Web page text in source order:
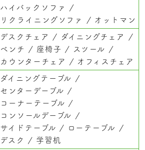
ハイバックソファ
リクライニングソファ
オットマン
デスクチェア
ダイニングチェア
ベンチ
座椅子
スツール
カウンターチェア
オフィスチェア
ダイニングテーブル
センターデーブル
コーナーテーブル
コンソールデーブル
サイドテーブル
ローテーブル
デスク
学習机